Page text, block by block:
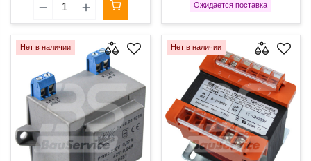
Ожидается поставка
Нет в наличии Нет в наличии